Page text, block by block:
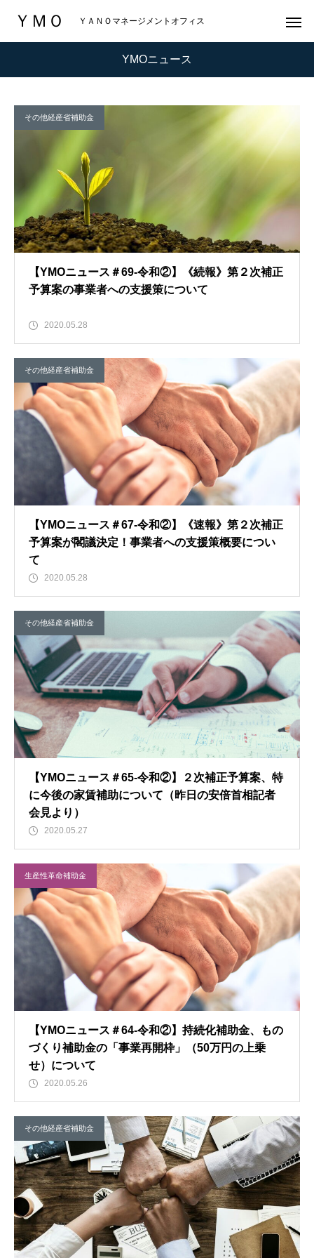
ＹＭＯ ＹＡＮＯマネージメントオフィス
YMOニュース
その他経産省補助金
【YMOニュース＃69-令和②】《続報》第２次補正
予算案の事業者への支援策について
2020.05.28
その他経産省補助金
【YMOニュース＃67-令和②】《速報》第２次補正
予算案が閣議決定！事業者への支援策概要につい
て
2020.05.28
その他経産省補助金
【YMOニュース＃65-令和②】２次補正予算案、特
に今後の家賃補助について（昨日の安倍首相記者
会見より）
2020.05.27
生産性革命補助金
【YMOニュース＃64-令和②】持続化補助金、もの
づくり補助金の「事業再開枠」（50万円の上乗
せ）について
2020.05.26
その他経産省補助金